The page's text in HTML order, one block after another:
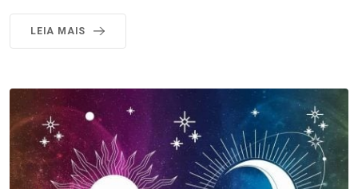
LEIA MAIS